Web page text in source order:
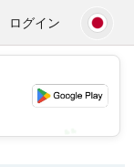
ログイン